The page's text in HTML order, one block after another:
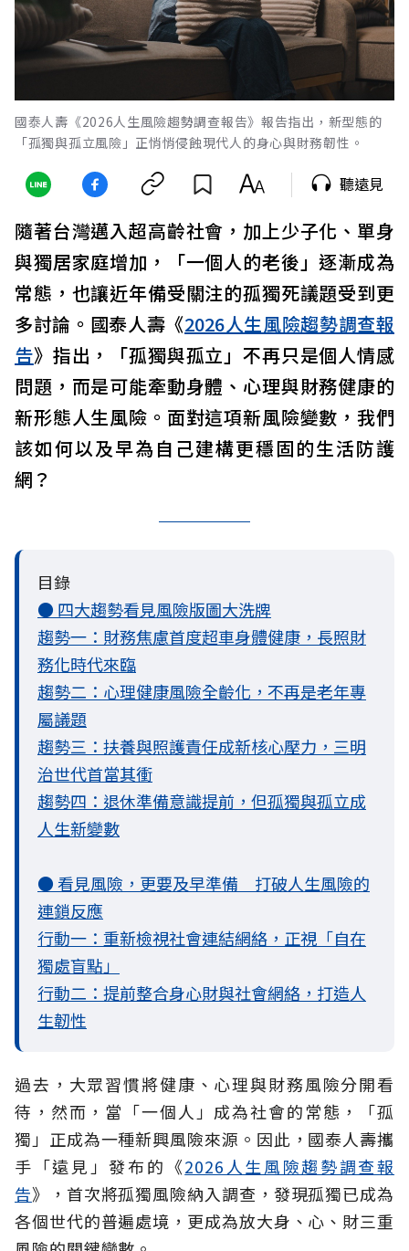
國泰人壽《2026人生風險趨勢調查報告》報告指出，新型態的
「孤獨與孤立風險」正悄悄侵蝕現代人的身心與財務韌性。
聽遠見
隨著台灣邁入超高齡社會，加上少子化、單身
與獨居家庭增加，「一個人的老後」逐漸成為
常態，也讓近年備受關注的孤獨死議題受到更
多討論。國泰人壽《2026人生風險趨勢調查報
告》指出，「孤獨與孤立」不再只是個人情感
問題，而是可能牽動身體、心理與財務健康的
新形態人生風險。面對這項新風險變數，我們
該如何以及早為自己建構更穩固的生活防護
網？
目錄
● 四大趨勢看見風險版圖大洗牌
趨勢一：財務焦慮首度超車身體健康，長照財
務化時代來臨
趨勢二：心理健康風險全齡化，不再是老年專
屬議題
趨勢三：扶養與照護責任成新核心壓力，三明
治世代首當其衝
趨勢四：退休準備意識提前，但孤獨與孤立成
人生新變數
● 看見風險，更要及早準備 打破人生風險的
連鎖反應
行動一：重新檢視社會連結網絡，正視「自在
獨處盲點」
行動二：提前整合身心財與社會網絡，打造人
生韌性
過去，大眾習慣將健康、心理與財務風險分開看
待，然而，當「一個人」成為社會的常態，「孤
獨」正成為一種新興風險來源。因此，國泰人壽攜
手「遠見」發布的《2026人生風險趨勢調查報
告》，首次將孤獨風險納入調查，發現孤獨已成為
各個世代的普遍處境，更成為放大身、心、財三重